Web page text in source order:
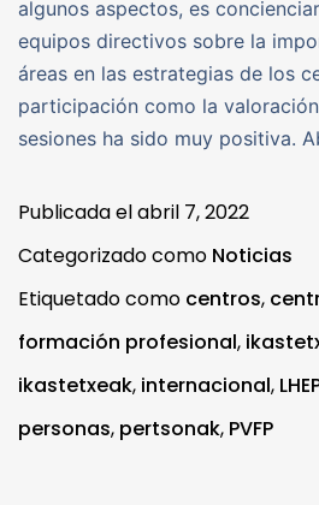
algunos aspectos, es
equipos directivos sobre la
áreas en las estrategias de los
participación como la
sesiones ha sido muy positiva.
Publicada elabril 7, 2022
Categorizado como Noticias
Etiquetado como centros,
formación profesional,
ikastetxeak, internacional,
personas, pertsonak, PVFP